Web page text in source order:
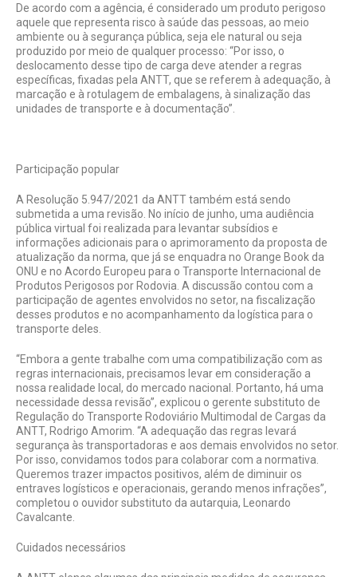
De acordo com a agência, é considerado um produto perigoso
aquele que representa risco à saúde das pessoas, ao meio
ambiente ou à segurança pública, seja ele natural ou seja
produzido por meio de qualquer processo: “Por isso, o
deslocamento desse tipo de carga deve atender a regras
específicas, fixadas pela ANTT, que se referem à adequação, à
marcação e à rotulagem de embalagens, à sinalização das
unidades de transporte e à documentação”.
Participação popular
A Resolução 5.947/2021 da ANTT também está sendo
submetida a uma revisão. No início de junho, uma audiência
pública virtual foi realizada para levantar subsídios e
informações adicionais para o aprimoramento da proposta de
atualização da norma, que já se enquadra no Orange Book da
ONU e no Acordo Europeu para o Transporte Internacional de
Produtos Perigosos por Rodovia. A discussão contou com a
participação de agentes envolvidos no setor, na fiscalização
desses produtos e no acompanhamento da logística para o
transporte deles.
“Embora a gente trabalhe com uma compatibilização com as
regras internacionais, precisamos levar em consideração a
nossa realidade local, do mercado nacional. Portanto, há uma
necessidade dessa revisão”, explicou o gerente substituto de
Regulação do Transporte Rodoviário Multimodal de Cargas da
ANTT, Rodrigo Amorim. “A adequação das regras levará
segurança às transportadoras e aos demais envolvidos no setor.
Por isso, convidamos todos para colaborar com a normativa.
Queremos trazer impactos positivos, além de diminuir os
entraves logísticos e operacionais, gerando menos infrações”,
completou o ouvidor substituto da autarquia, Leonardo
Cavalcante.
Cuidados necessários